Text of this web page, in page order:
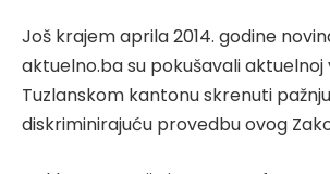
Još krajem aprila 2014. godine
aktuelno.ba su pokušavali aktuelnoj
Tuzlanskom kantonu skrenuti
diskriminirajuću provedbu ovog